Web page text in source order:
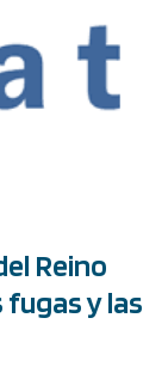
Reino
y las